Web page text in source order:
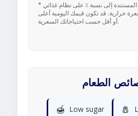
* تعتمد القيم اليومية المستندة إلى نسبة ٪ على نظام غذائي
على 2,000 سعرة حرارية. قد تكون قيمك اليومية أعلى
أو أقل حسب احتياجاتك السعرية.
الطعام
🍯 Low sugar 🧂